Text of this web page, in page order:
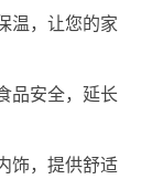
温，让您的家
品安全，延长
饰，提供舒适